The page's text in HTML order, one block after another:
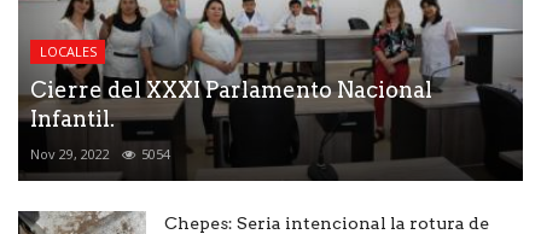
LOCALES
Cierre del XXXI Parlamento Nacional
Infantil.
Nov 29, 2022 5054
Chepes: Seria intencional la rotura de